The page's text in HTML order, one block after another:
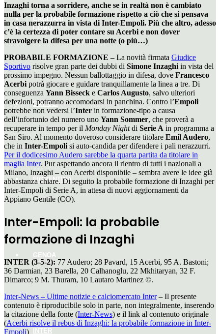
CAGLIARI
COMO
EMPOLI
FIORENTINA
GENOA
INTER
Inzaghi torna a sorridere, anche se in realtà non è cambiato
nulla per la probabile formazione rispetto a ciò che si pensava
in casa nerazzurra in vista di Inter-Empoli. Più che altro, adesso
c’è la certezza di poter contare su Acerbi e non dover
stravolgere la difesa per una notte (o più…)
PROBABILE FORMAZIONE –La novità firmata Giudice
Sportivo risolve gran parte dei dubbi di Simone Inzaghi in vista del
prossimo impegno. Nessun ballottaggio in difesa, dove Francesco
Acerbi potrà giocare e guidare tranquillamente la linea a tre. Di
conseguenza Yann Bisseck e Carlos Augusto, salvo ulteriori
defezioni, potranno accomodarsi in panchina. Contro l’Empoli
potrebbe non vedersi l’Inter in formazione-tipo a causa
dell’infortunio del numero uno Yann Sommer, che proverà a
recuperare in tempo per il Monday Nightdi Serie A in programma a
San Siro. Al momento doveroso considerare titolare Emil Audero,
che in Inter-Empoli si auto-candida per difendere i pali nerazzurri.
Per il dodicesimo Audero sarebbe la quarta partita da titolare in
maglia Inter. Pur aspettando ancora il rientro di tutti i nazionali a
Milano, Inzaghi – con Acerbi disponibile – sembra avere le idee già
abbastanza chiare. Di seguito la probabile formazione di Inzaghi per
Inter-Empoli di Serie A, in attesa di nuovi aggiornamenti da
Appiano Gentile (CO).
Inter-Empoli: la probabile
formazione di Inzaghi
INTER (3-5-2): 77 Audero; 28 Pavard, 15 Acerbi, 95 A. Bastoni;
36 Darmian, 23 Barella, 20 Calhanoglu, 22 Mkhitaryan, 32 F.
Dimarco; 9 M. Thuram, 10 Lautaro Martinez ©.
Inter-News – Ultime notizie e calciomercato Inter– Il presente
contenuto è riproducibile solo in parte, non integralmente, inserendo
la citazione della fonte (Inter-News) e il link al contenuto originale
(Acerbi risolve il rebus di Inzaghi: la probabile formazione in Inter-
Empoli)